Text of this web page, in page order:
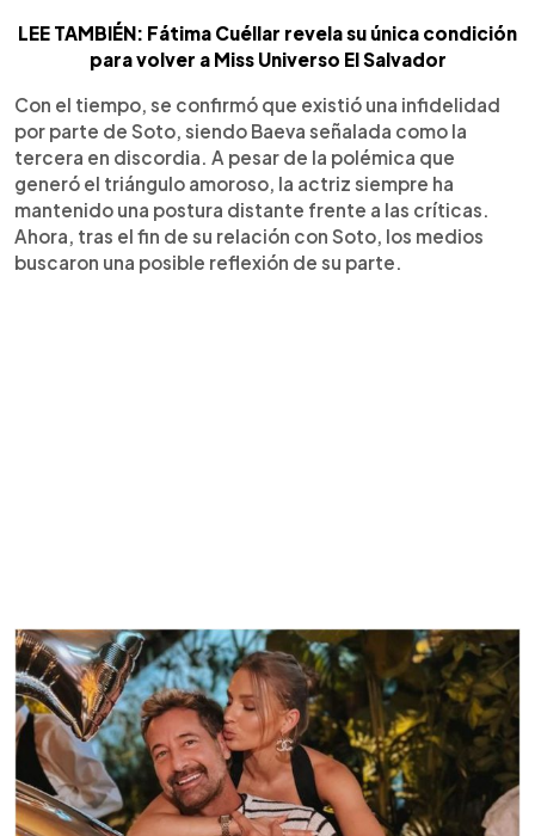
LEE TAMBIÉN: Fátima Cuéllar revela su única condición
para volver a Miss Universo El Salvador
Con el tiempo, se confirmó que existió una infidelidad
por parte de Soto, siendo Baeva señalada como la
tercera en discordia. A pesar de la polémica que
generó el triángulo amoroso, la actriz siempre ha
mantenido una postura distante frente a las críticas.
Ahora, tras el fin de su relación con Soto, los medios
buscaron una posible reflexión de su parte.